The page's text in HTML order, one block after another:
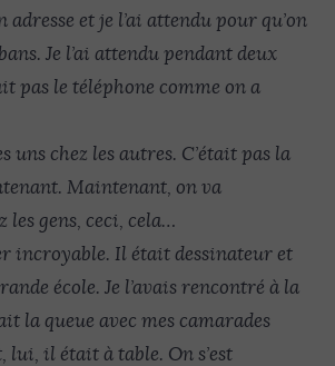
adresse et je l’ai attendu pour qu’on
Je l’ai attendu pendant deux
pas le téléphone comme on a
uns chez les autres. C’était pas la
Maintenant, on va
les gens, ceci, cela…
incroyable. Il était dessinateur et
école. Je l’avais rencontré à la
la queue avec mes camarades
lui, il était à table. On s’est